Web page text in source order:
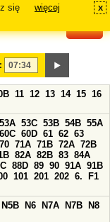
się
więcej x
11 12 13 14 15 16
53A 53C 53B 54B 55A
60C 60D 61 62 63
70 71A 71B 72A 72B
82A 82B 83 84A
88D 89 90 91A 91B
101 201 202 6.
F1
N5B N6 N7A N7B
N8